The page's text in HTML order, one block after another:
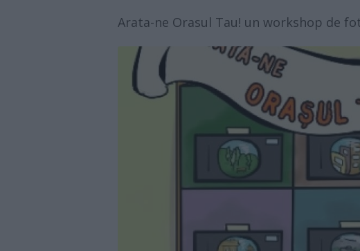
Arata-ne Orasul Tau! un workshop de